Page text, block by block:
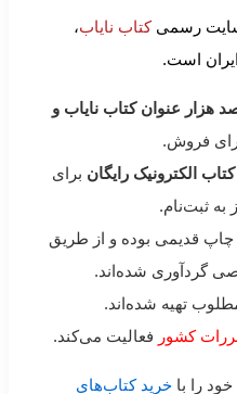
سایت رسمیکتاب نایاب،
است.
هزار عنوان کتاب نایاب و
فروش.
الکترونیک رایگان برای
به ثبت‌نام.
قدیمی بوده و از طریق
گردآوری شده‌اند.
تهیه شده‌اند.
کشور فعالیت می‌کند.
را با خرید کتاب‌های